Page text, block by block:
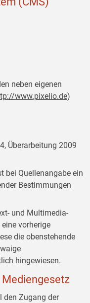
neben eigenen
www.pixelio.de)
Überarbeitung 2009
bei Quellenangabe ein
Bestimmungen
und Multimedia-
vorherige
die obenstehende
hingewiesen.
den Zugang der